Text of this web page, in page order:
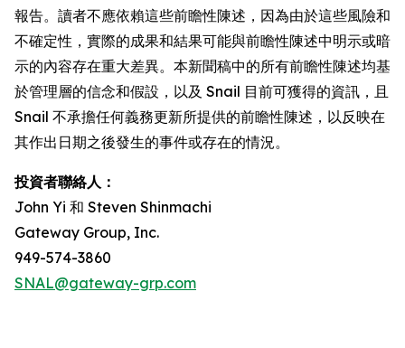
報告。讀者不應依賴這些前瞻性陳述，因為由於這些風險和
不確定性，實際的成果和結果可能與前瞻性陳述中明示或暗
示的內容存在重大差異。本新聞稿中的所有前瞻性陳述均基
於管理層的信念和假設，以及 Snail 目前可獲得的資訊，且
Snail 不承擔任何義務更新所提供的前瞻性陳述，以反映在
其作出日期之後發生的事件或存在的情況。
投資者聯絡人：
John Yi 和 Steven Shinmachi
Gateway Group, Inc.
949-574-3860
SNAL@gateway-grp.com